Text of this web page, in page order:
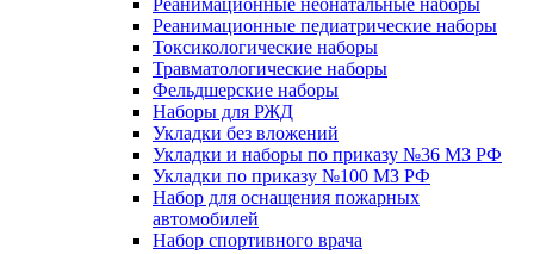
Реанимационные неонатальные наборы
Реанимационные педиатрические наборы
Токсикологические наборы
Травматологические наборы
Фельдшерские наборы
Наборы для РЖД
Укладки без вложений
Укладки и наборы по приказу №36 МЗ РФ
Укладки по приказу №100 МЗ РФ
Набор для оснащения пожарных
автомобилей
Набор спортивного врача